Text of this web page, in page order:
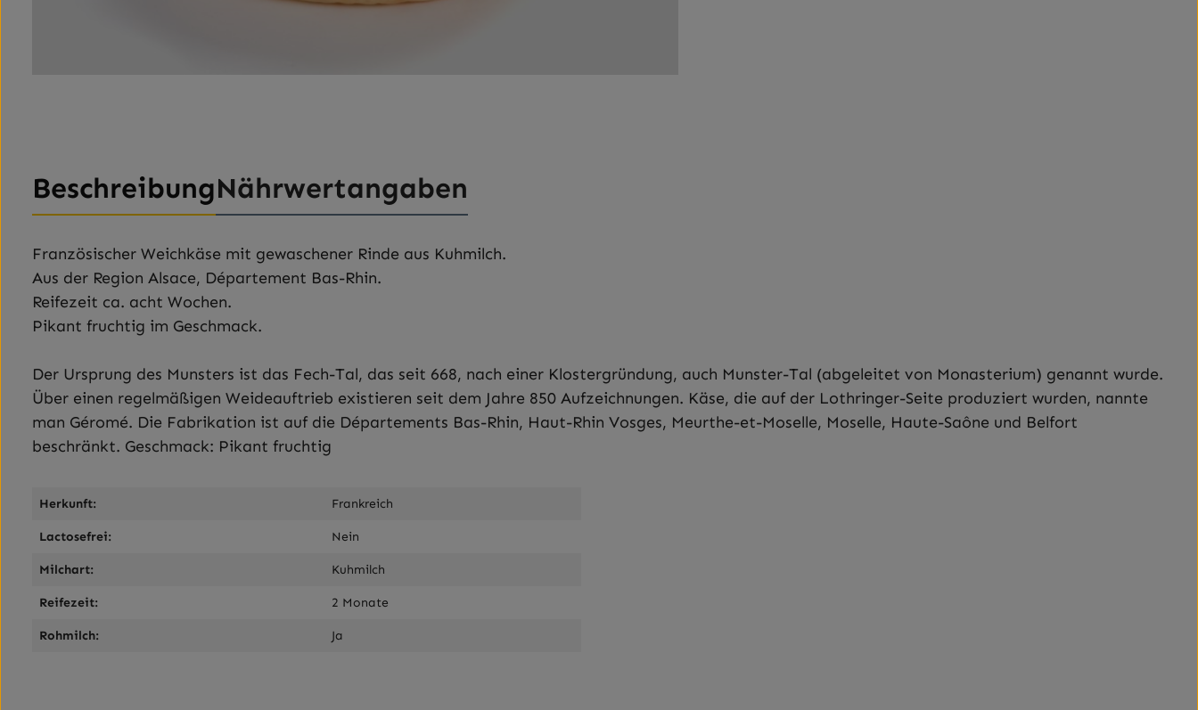
BeschreibungNährwertangaben
Französischer Weichkäse mit gewaschener Rinde aus Kuhmilch.
Aus der Region Alsace, Département Bas-Rhin.
Reifezeit ca. acht Wochen.
Pikant fruchtig im Geschmack.
Der Ursprung des Munsters ist das Fech-Tal, das seit 668, nach einer Klostergründung, auch Munster-Tal (abgeleitet von Monasterium) genannt wurde.
Über einen regelmäßigen Weideauftrieb existieren seit dem Jahre 850 Aufzeichnungen. Käse, die auf der Lothringer-Seite produziert wurden, nannte
man Géromé. Die Fabrikation ist auf die Départements Bas-Rhin, Haut-Rhin Vosges, Meurthe-et-Moselle, Moselle, Haute-Saône und Belfort
beschränkt. Geschmack: Pikant fruchtig
Herkunft: Frankreich
Lactosefrei: Nein
Milchart: Kuhmilch
Reifezeit: 2 Monate
Rohmilch: Ja